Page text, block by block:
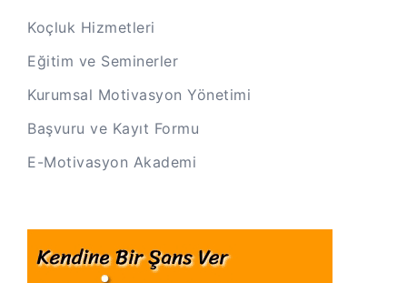
Koçluk Hizmetleri
Eğitim ve Seminerler
Kurumsal Motivasyon Yönetimi
Başvuru ve Kayıt Formu
E-Motivasyon Akademi